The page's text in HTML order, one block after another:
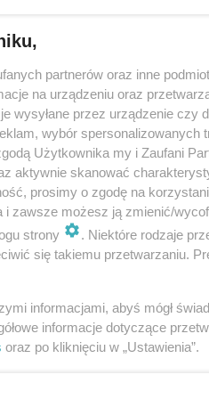
już parasolek przy ul
zniknęły z ulicy Kilińskiego w
w sobotę 7 października. Powodem
ul. Kilińskiego.
w Białymstoku
wieczór na ul. Kilińskiego.
partnerów oraz inne
na urządzeniu oraz
wysyłane przez urządzenie czy
wybór spersonalizowanych
Użytkownika my i Zaufani
aktywnie skanować
prosimy o zgodę na
i zawsze możesz ją zmienić/
strony
. Niektóre rodzaje
się takiemu przetwarzaniu.
informacjami, abyś mógł
informacje dotyczące
oraz po kliknięciu w „Ustawienia”.